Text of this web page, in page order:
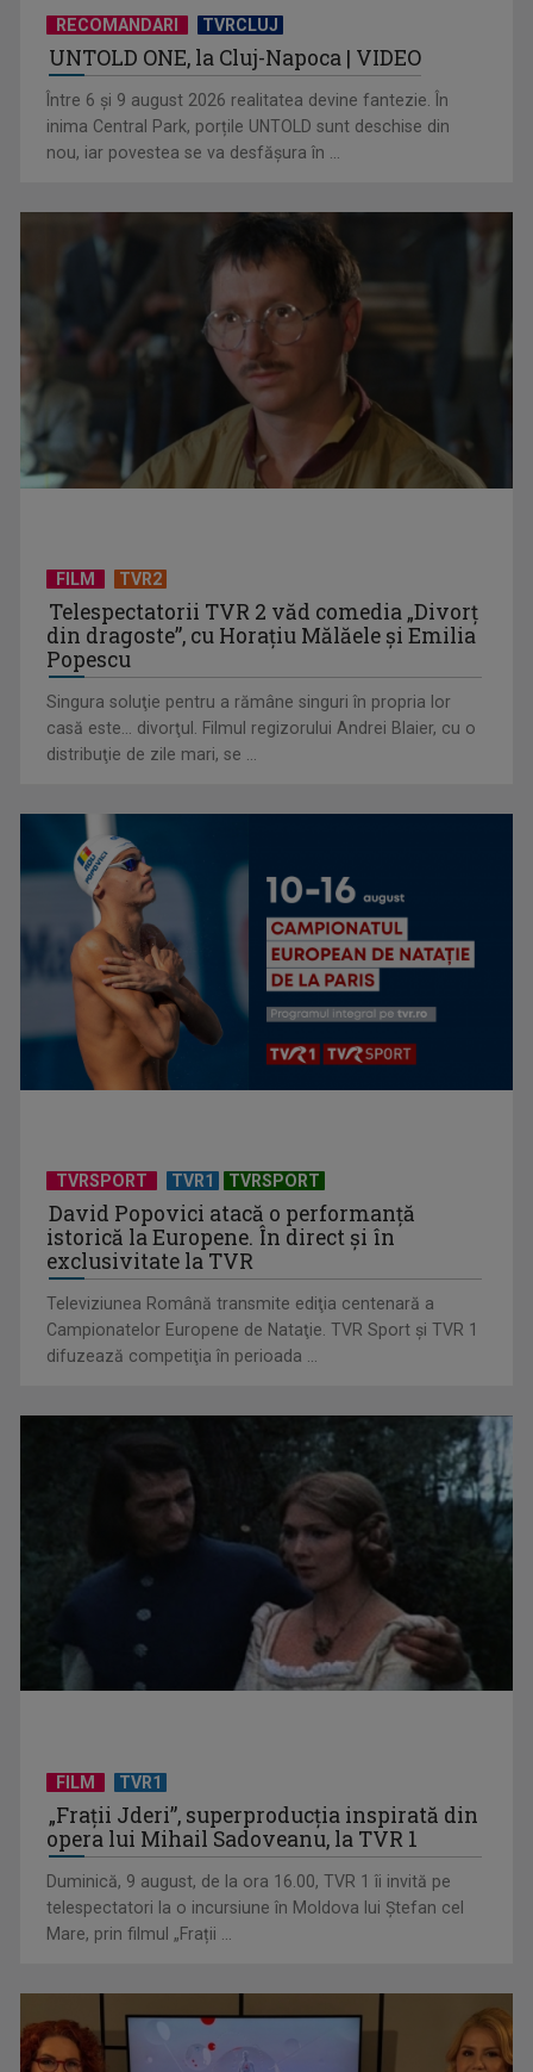
Hora care unește generații | VIDEO
Piesa Angelei Similea „După noapte vine zi” – pe podium şi
acum în inimile ...
Cum ne-a îmbolnăvit telefonul și cum salvarea era mereu
„Cerul” trupei Proconsul – a şasea cea mai votată piesă în
concursul „Cerbul ...
„Spune-mi”, piesa Monicăi Anghel – a patra cea mai votată
în concursul ...
RECOMANDARI TVRCLUJ
UNTOLD ONE, la Cluj-Napoca | VIDEO
Între 6 și 9 august 2026 realitatea devine fantezie. În
inima Central Park, porțile UNTOLD sunt deschise din
nou, iar povestea se va desfășura în ...
FILM TVR2
Telespectatorii TVR 2 văd comedia „Divorţ
din dragoste”, cu Horaţiu Mălăele şi Emilia
Popescu
Singura soluţie pentru a rămâne singuri în propria lor
casă este... divorţul. Filmul regizorului Andrei Blaier, cu o
distribuţie de zile mari, se ...
TVRSPORT TVR1 TVRSPORT
David Popovici atacă o performanţă
istorică la Europene. În direct şi în
exclusivitate la TVR
Televiziunea Română transmite ediţia centenară a
Campionatelor Europene de Nataţie. TVR Sport şi TVR 1
difuzează competiţia în perioada ...
FILM TVR1
„Frații Jderi”, superproducția inspirată din
opera lui Mihail Sadoveanu, la TVR 1
Duminică, 9 august, de la ora 16.00, TVR 1 îi invită pe
telespectatori la o incursiune în Moldova lui Ștefan cel
Mare, prin filmul „Frații ...